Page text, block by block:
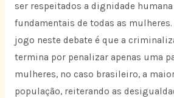
ser respeitados a dignidade
fundamentais de todas as mulheres.
jogo neste debate é que a
termina por penalizar apenas uma
mulheres, no caso brasileiro, a
população, reiterando as